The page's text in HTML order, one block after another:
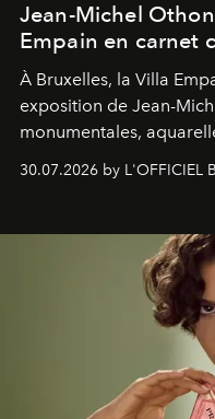
Jean-Michel
Empain en carnet
À Bruxelles, la Villa
exposition de Jean-
monumentales,
soufflé, l’artiste
émotionnel où chaque
émerveillement.
30.07.2026 by L'OFFICIEL